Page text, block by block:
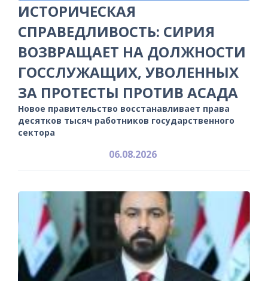
ИСТОРИЧЕСКАЯ
СПРАВЕДЛИВОСТЬ: СИРИЯ
ВОЗВРАЩАЕТ НА ДОЛЖНОСТИ
ГОССЛУЖАЩИХ, УВОЛЕННЫХ
ЗА ПРОТЕСТЫ ПРОТИВ АСАДА
Новое правительство восстанавливает права
десятков тысяч работников государственного
сектора
06.08.2026